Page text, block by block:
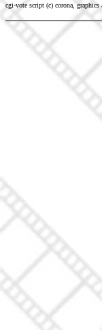
cgi-vote script (c) corona, graphics